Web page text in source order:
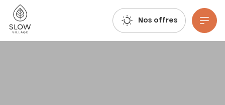
Respirez, imaginez, réservez : les réservations estivales 2027 sont déjà ouvertes !
Nos offres